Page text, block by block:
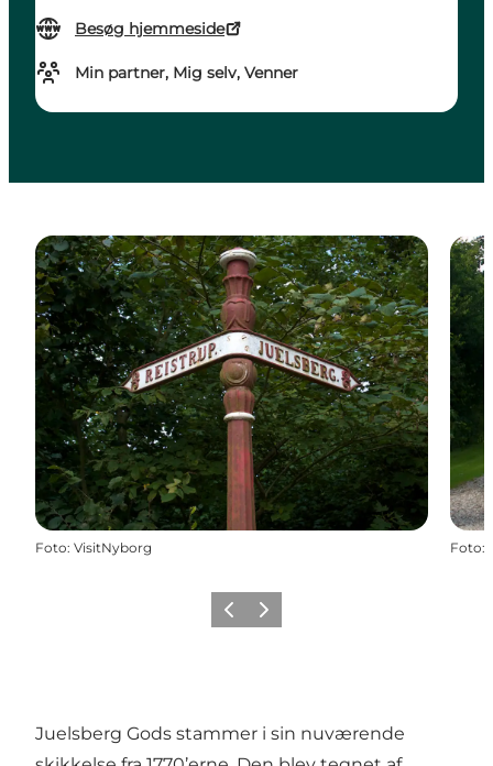
Besøg hjemmeside
Min partner, Mig selv, Venner
Foto: VisitNyborg Foto:
ForrigeNæste
Juelsberg Gods stammer i sin nuværende